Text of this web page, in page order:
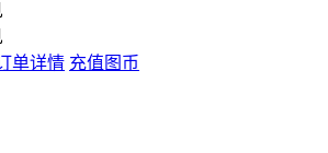
单详情 充值图币